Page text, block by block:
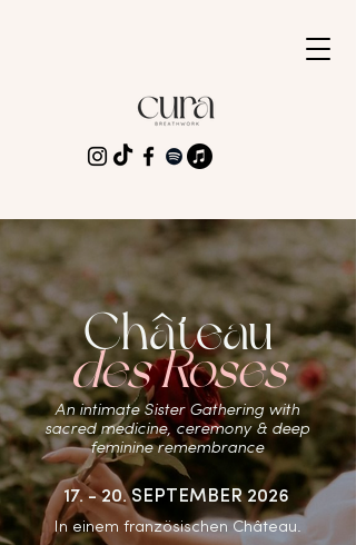
Château
des Roses
An intimate Sister Gathering with
sacred medicine, ceremony & deep
feminine remembrance
17. - 20. SEPTEMBER 2026
In einem französischen Château.